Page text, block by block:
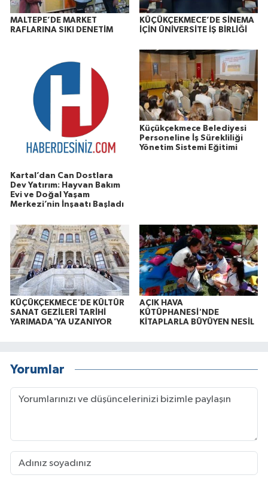
MALTEPE’DE MARKET
RAFLARINA SIKI DENETİM
KÜÇÜKÇEKMECE’DE SİNEMA
İÇİN ÜNİVERSİTE İŞ BİRLİĞİ
Kartal’dan Can Dostlara
Dev Yatırım: Hayvan Bakım
Evi ve Doğal Yaşam
Merkezi’nin İnşaatı Başladı
Küçükçekmece Belediyesi
Personeline İş Sürekliliği
Yönetim Sistemi Eğitimi
KÜÇÜKÇEKMECE'DE KÜLTÜR
SANAT GEZİLERİ TARİHİ
YARIMADA'YA UZANIYOR
AÇIK HAVA
KÜTÜPHANESİ'NDE
KİTAPLARLA BÜYÜYEN NESİL
Yorumlar